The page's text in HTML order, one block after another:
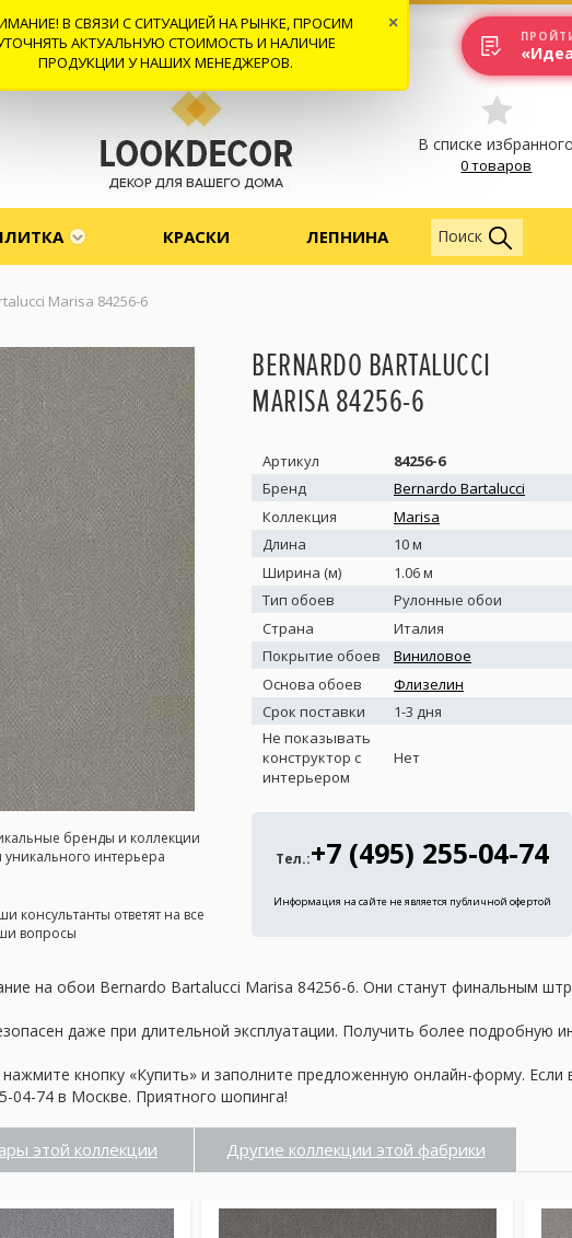
СОТРУДНИЧЕСТВО КОНТАКТЫ ОТЗЫВЫ
В списке избранного
0 товаров
КРАСКИ ЛЕПНИНА Обои
Поиск
Marisa 84256-6
бренды и коллекции
уникального интерьера
консультанты ответят на все
вопросы
BERNARDO BARTALUCCI
MARISA 84256-6
Артикул
84256-6
Бренд
Bernardo Bartalucci
Коллекция
Marisa
Длина
10 м
Ширина (м)
1.06 м
Тип обоев
Рулонные обои
Страна
Италия
Покрытие обоев
Виниловое
Основа обоев
Флизелин
Срок поставки
1-3 дня
Не показывать
конструктор с
интерьером
Нет
Тел.:+7 (495) 255-04-74
Информация на сайте не является публичной офертой
на обои Bernardo Bartalucci Marisa 84256-6. Они станут финальным
даже при длительной эксплуатации. Получить более подробную
кнопку «Купить» и заполните предложенную онлайн-форму. Если
04-74 в Москве. Приятного шопинга!
этой коллекции Другие коллекции этой фабрики
В СВЯЗИ С СИТУАЦИЕЙ НА РЫНКЕ, ПРОСИМ
АКТУАЛЬНУЮ СТОИМОСТЬ И НАЛИЧИЕ
ПРОДУКЦИИ У НАШИХ МЕНЕДЖЕРОВ.
×